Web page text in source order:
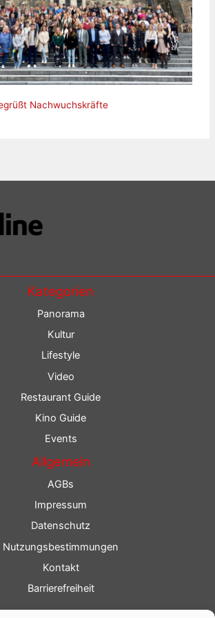
Nachwuchskräfte
Kategorien
Panorama
Kultur
Lifestyle
Video
Restaurant Guide
Kino Guide
Events
Allgemein
AGBs
Impressum
Datenschutz
Nutzungsbestimmungen
Kontakt
Barrierefreiheit